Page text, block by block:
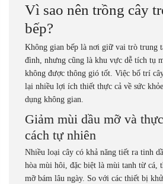
Vì sao nên trồng cây
bếp?
Không gian bếp là nơi giữ vai trò trung
đình, nhưng cũng là khu vực dễ tích tụ
không được thông gió tốt. Việc bố trí
lại nhiều lợi ích thiết thực cả về sức
dụng không gian.
Giảm mùi dầu mỡ và
cách tự nhiên
Nhiều loại cây có khả năng tiết ra tinh
hòa mùi hôi, đặc biệt là mùi tanh từ cá,
mỡ bám lâu ngày. So với các thiết bị